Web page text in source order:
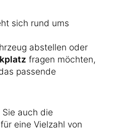
sich rund ums
abstellen oder
fragen möchten,
passende
auch die
eine Vielzahl von